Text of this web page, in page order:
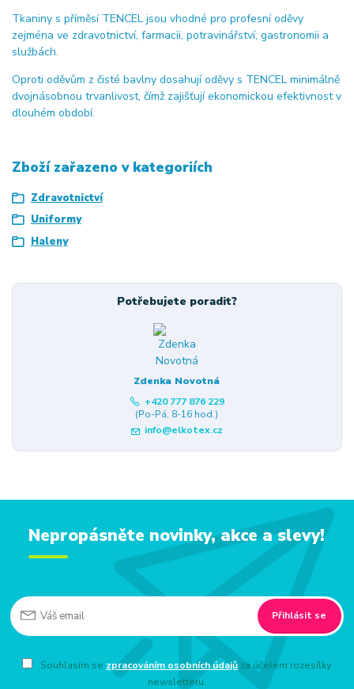
Tkaniny s příměsí TENCEL jsou vhodné pro profesní oděvy
zejména ve zdravotnictví, farmacii, potravinářství, gastronomii a
službách.
Oproti oděvům z čisté bavlny dosahují oděvy s TENCEL minimálně
dvojnásobnou trvanlivost, čímž zajišťují ekonomickou efektivnost v
dlouhém období.
Zboží zařazeno v kategoriích
Zdravotnictví
Uniformy
Haleny
Potřebujete poradit?
Zdenka Novotná
+420 777 876 229
(Po-Pá, 8-16 hod.)
info@elkotex.cz
Nepropásněte novinky, akce a slevy!
Přihlásit se
Souhlasím se zpracováním osobních údajů za účelem rozesílky
newsletteru.